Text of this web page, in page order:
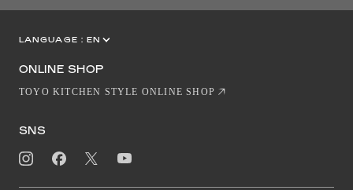
LANGUAGE : EN
ONLINE SHOP
TOYO KITCHEN STYLE ONLINE SHOP
SNS